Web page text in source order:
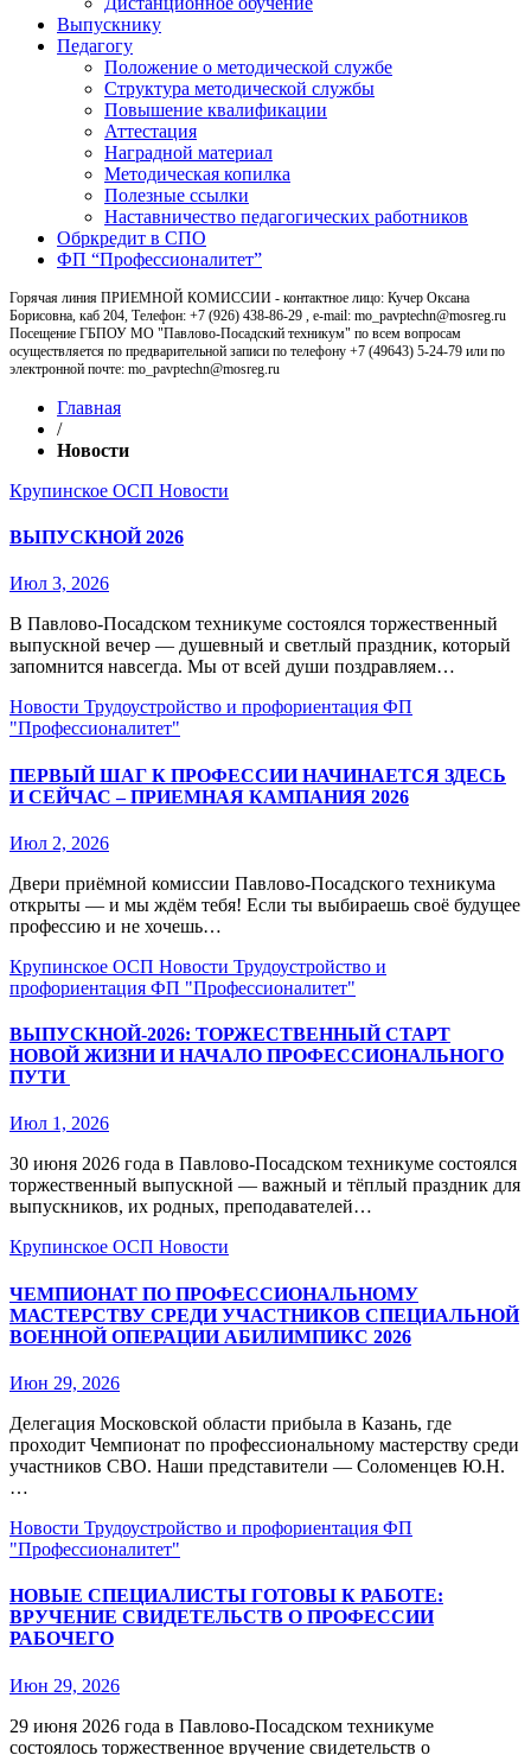
Выпускнику
Педагогу
Положение о методической службе
Структура методической службы
Повышение квалификации
Аттестация
Наградной материал
Методическая копилка
Полезные ссылки
Наставничество педагогических работников
Обркредит в СПО
ФП “Профессионалитет”
Горячая линия ПРИЕМНОЙ КОМИССИИ - контактное лицо: Кучер Оксана
Борисовна, каб 204, Телефон: +7 (926) 438-86-29 , e-mail: mo_pavptechn@mosreg.ru
Посещение ГБПОУ МО "Павлово-Посадский техникум" по всем вопросам
осуществляется по предварительной записи по телефону +7 (49643) 5-24-79 или по
электронной почте: mo_pavptechn@mosreg.ru
Главная
/
Новости
Крупинское ОСП Новости
ВЫПУСКНОЙ 2026
Июл 3, 2026
В Павлово‑Посадском техникуме состоялся торжественный
выпускной вечер — душевный и светлый праздник, который
запомнится навсегда. Мы от всей души поздравляем…
Новости Трудоустройство и профориентация ФП
"Профессионалитет"
ПЕРВЫЙ ШАГ К ПРОФЕССИИ НАЧИНАЕТСЯ ЗДЕСЬ
И СЕЙЧАС – ПРИЕМНАЯ КАМПАНИЯ 2026
Июл 2, 2026
Двери приёмной комиссии Павлово‑Посадского техникума
открыты — и мы ждём тебя! Если ты выбираешь своё будущее
профессию и не хочешь…
Крупинское ОСП Новости Трудоустройство и
профориентация ФП "Профессионалитет"
ВЫПУСКНОЙ‑2026: ТОРЖЕСТВЕННЫЙ СТАРТ
НОВОЙ ЖИЗНИ И НАЧАЛО ПРОФЕССИОНАЛЬНОГО
ПУТИ
Июл 1, 2026
30 июня 2026 года в Павлово‑Посадском техникуме состоялся
торжественный выпускной — важный и тёплый праздник для
выпускников, их родных, преподавателей…
Крупинское ОСП Новости
ЧЕМПИОНАТ ПО ПРОФЕССИОНАЛЬНОМУ
МАСТЕРСТВУ СРЕДИ УЧАСТНИКОВ СПЕЦИАЛЬНОЙ
ВОЕННОЙ ОПЕРАЦИИ АБИЛИМПИКС 2026
Июн 29, 2026
Делегация Московской области прибыла в Казань, где
проходит Чемпионат по профессиональному мастерству среди
участников СВО. Наши представители — Соломенцев Ю.Н.
…
Новости Трудоустройство и профориентация ФП
"Профессионалитет"
НОВЫЕ СПЕЦИАЛИСТЫ ГОТОВЫ К РАБОТЕ:
ВРУЧЕНИЕ СВИДЕТЕЛЬСТВ О ПРОФЕССИИ
РАБОЧЕГО
Июн 29, 2026
29 июня 2026 года в Павлово‑Посадском техникуме
состоялось торжественное вручение свидетельств о